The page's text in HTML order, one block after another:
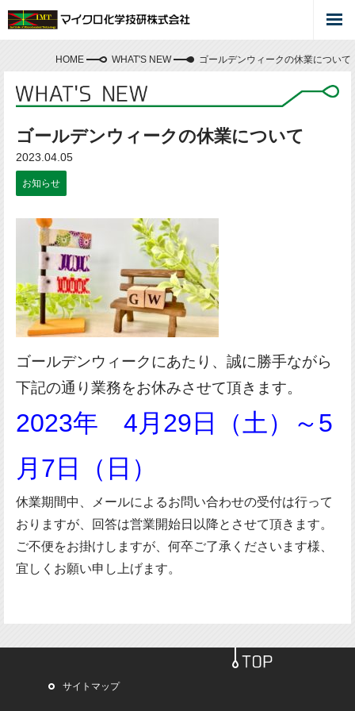
HOME WHAT'S NEW ゴールデンウィークの休業について
ゴールデンウィークの休業について
2023.04.05
お知らせ
ゴールデンウィークにあたり、誠に勝手ながら
下記の通り業務をお休みさせて頂きます。
2023年 4月29日（土）～5
月7日（日）
休業期間中、メールによるお問い合わせの受付は行って
おりますが、回答は営業開始日以降とさせて頂きます。
ご不便をお掛けしますが、何卒ご了承くださいます様、
宜しくお願い申し上げます。
サイトマップ